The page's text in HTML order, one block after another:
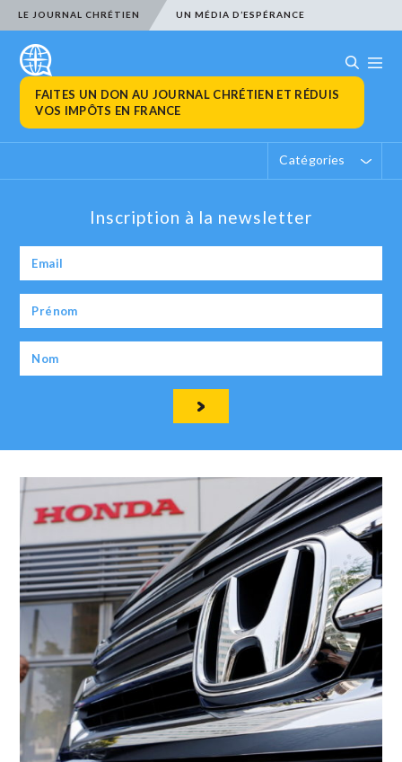
LE JOURNAL CHRÉTIEN UN MÉDIA D’ESPÉRANCE
FAITES UN DON AU JOURNAL CHRÉTIEN ET RÉDUIS
VOS IMPÔTS EN FRANCE
Catégories
Inscription à la newsletter